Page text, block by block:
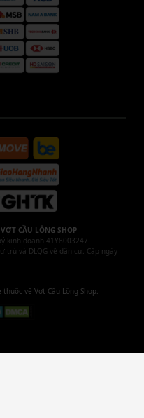
CẦU LÔNG SHOP
kinh doanh 41Y8003247
trú và DLQG về dân cư. Cấp ngày
về Vợt Cầu Lông Shop.